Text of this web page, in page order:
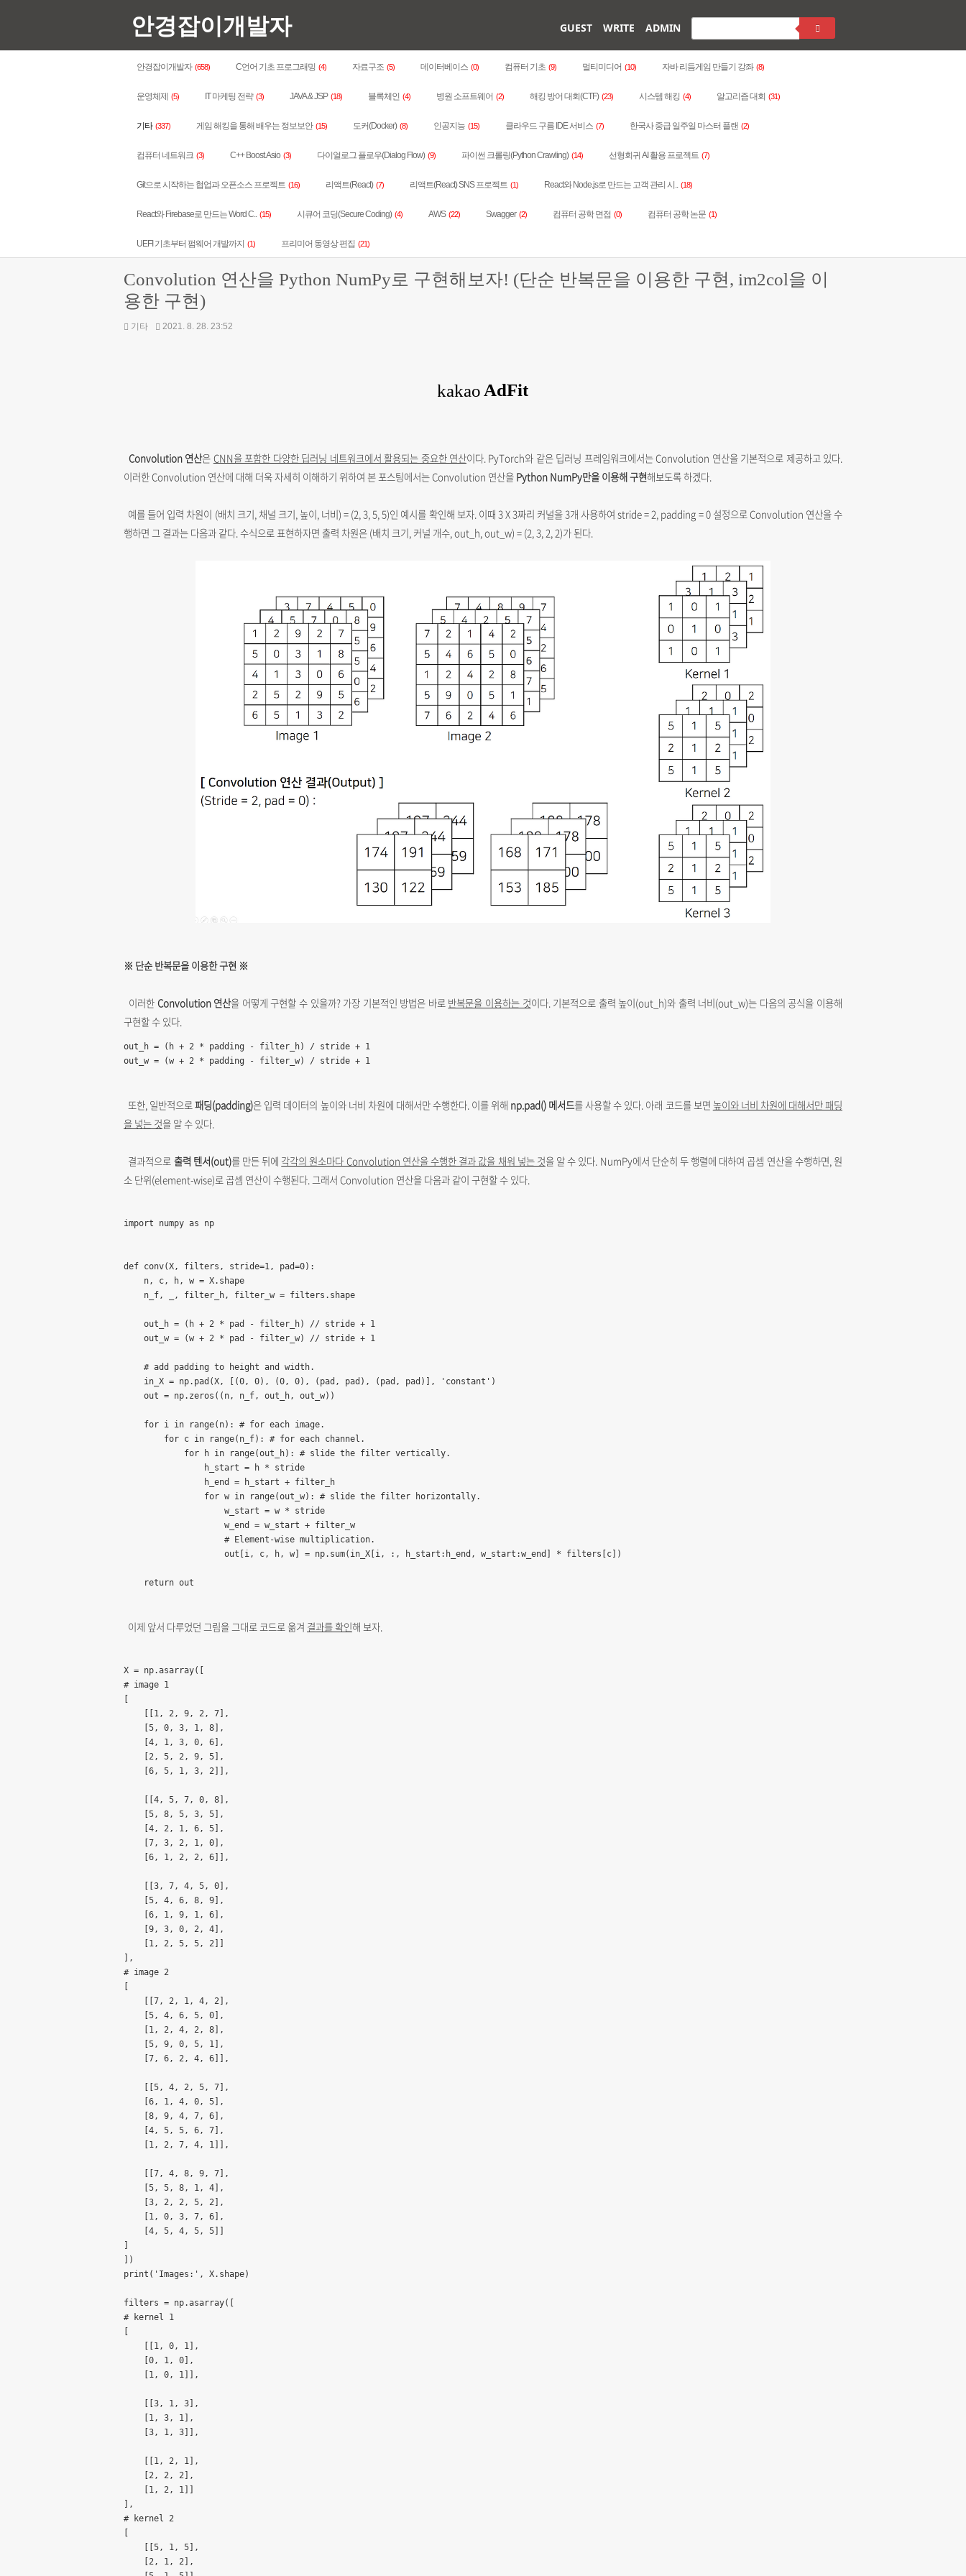
안경잡이개발자 GUEST WRITE ADMIN
안경잡이개발자 (658) C언어 기초 프로그래밍 (4) 자료구조 (5) 데이터베이스 (0) 컴퓨터 기초 (9) 멀티미디어 (10) 자바 리듬게임 만들기 강좌 (8)
운영체제 (5) IT 마케팅 전략 (3) JAVA & JSP (18) 블록체인 (4) 병원 소프트웨어 (2) 해킹 방어 대회(CTF) (23) 시스템 해킹 (4) 알고리즘 대회 (31)
기타 (337) 게임 해킹을 통해 배우는 정보보안 (15) 도커(Docker) (8) 인공지능 (15) 클라우드 구름 IDE 서비스 (7) 한국사 중급 일주일 마스터 플랜 (2)
컴퓨터 네트워크 (3) C++ Boost.Asio (3) 다이얼로그 플로우(Dialog Flow) (9) 파이썬 크롤링(Python Crawling) (14) 선형회귀 AI 활용 프로젝트 (7)
Git으로 시작하는 협업과 오픈소스 프로젝트 (16) 리액트(React) (7) 리액트(React) SNS 프로젝트 (1) React와 Node.js로 만드는 고객 관리 시.. (18)
React와 Firebase로 만드는 Word C.. (15) 시큐어 코딩(Secure Coding) (4) AWS (22) Swagger (2) 컴퓨터 공학 면접 (0) 컴퓨터 공학 논문 (1)
UEFI 기초부터 펌웨어 개발까지 (1) 프리미어 동영상 편집 (21)
Convolution 연산을 Python NumPy로 구현해보자! (단순 반복문을 이용한 구현, im2col을 이
용한 구현)
기타 2021. 8. 28. 23:52
Convolution 연산은 CNN을 포함한 다양한 딥러닝 네트워크에서 활용되는 중요한 연산이다. PyTorch와 같은 딥러닝 프레임워크에서는 Convolution 연산을 기본적으로 제공하고 있다.
이러한 Convolution 연산에 대해 더욱 자세히 이해하기 위하여 본 포스팅에서는 Convolution 연산을 Python NumPy만을 이용해 구현해보도록 하겠다.
예를 들어 입력 차원이 (배치 크기, 채널 크기, 높이, 너비) = (2, 3, 5, 5)인 예시를 확인해 보자. 이때 3 X 3짜리 커널을 3개 사용하여 stride = 2, padding = 0 설정으로 Convolution 연산을 수
행하면 그 결과는 다음과 같다. 수식으로 표현하자면 출력 차원은 (배치 크기, 커널 개수, out_h, out_w) = (2, 3, 2, 2)가 된다.
※ 단순 반복문을 이용한 구현 ※
이러한 Convolution 연산을 어떻게 구현할 수 있을까? 가장 기본적인 방법은 바로 반복문을 이용하는 것이다. 기본적으로 출력 높이(out_h)와 출력 너비(out_w)는 다음의 공식을 이용해
구현할 수 있다.
out_h = (h + 2 * padding - filter_h) / stride + 1
out_w = (w + 2 * padding - filter_w) / stride + 1
또한, 일반적으로패딩(padding)은 입력 데이터의 높이와 너비 차원에 대해서만 수행한다. 이를 위해 np.pad() 메서드를 사용할 수 있다. 아래 코드를 보면 높이와 너비 차원에 대해서만 패딩
을 넣는 것을 알 수 있다.
결과적으로 출력 텐서(out)를 만든 뒤에 각각의 원소마다 Convolution 연산을 수행한 결과 값을 채워 넣는 것을 알 수 있다. NumPy에서 단순히 두 행렬에 대하여 곱셈 연산을 수행하면, 원
소 단위(element-wise)로 곱셈 연산이 수행된다. 그래서 Convolution 연산을 다음과 같이 구현할 수 있다.
import numpy as np
def conv(X, filters, stride=1, pad=0):
    n, c, h, w = X.shape
    n_f, _, filter_h, filter_w = filters.shape
    out_h = (h + 2 * pad - filter_h) // stride + 1
    out_w = (w + 2 * pad - filter_w) // stride + 1
    # add padding to height and width.
    in_X = np.pad(X, [(0, 0), (0, 0), (pad, pad), (pad, pad)], 'constant')
    out = np.zeros((n, n_f, out_h, out_w))
    for i in range(n): # for each image.
        for c in range(n_f): # for each channel.
            for h in range(out_h): # slide the filter vertically.
                h_start = h * stride
                h_end = h_start + filter_h
                for w in range(out_w): # slide the filter horizontally.
                    w_start = w * stride
                    w_end = w_start + filter_w
                    # Element-wise multiplication.
                    out[i, c, h, w] = np.sum(in_X[i, :, h_start:h_end, w_start:w_end] * filters[c])
    return out
이제 앞서 다루었던 그림을 그대로 코드로 옮겨 결과를 확인해 보자.
X = np.asarray([
# image 1
    [[1, 2, 9, 2, 7],
    [5, 0, 3, 1, 8],
    [4, 1, 3, 0, 6],
    [2, 5, 2, 9, 5],
    [6, 5, 1, 3, 2]],
    [[4, 5, 7, 0, 8],
    [5, 8, 5, 3, 5],
    [4, 2, 1, 6, 5],
    [7, 3, 2, 1, 0],
    [6, 1, 2, 2, 6]],
    [[3, 7, 4, 5, 0],
    [5, 4, 6, 8, 9],
    [6, 1, 9, 1, 6],
    [9, 3, 0, 2, 4],
    [1, 2, 5, 5, 2]]
],
# image 2
    [[7, 2, 1, 4, 2],
    [5, 4, 6, 5, 0],
    [1, 2, 4, 2, 8],
    [5, 9, 0, 5, 1],
    [7, 6, 2, 4, 6]],
    [[5, 4, 2, 5, 7],
    [6, 1, 4, 0, 5],
    [8, 9, 4, 7, 6],
    [4, 5, 5, 6, 7],
    [1, 2, 7, 4, 1]],
    [[7, 4, 8, 9, 7],
    [5, 5, 8, 1, 4],
    [3, 2, 2, 5, 2],
    [1, 0, 3, 7, 6],
    [4, 5, 4, 5, 5]]
])
print('Images:', X.shape)
filters = np.asarray([
# kernel 1
    [[1, 0, 1],
    [0, 1, 0],
    [1, 0, 1]],
    [[3, 1, 3],
    [1, 3, 1],
    [3, 1, 3]],
    [[1, 2, 1],
    [2, 2, 2],
    [1, 2, 1]]
],
# kernel 2
    [[5, 1, 5],
    [2, 1, 2],